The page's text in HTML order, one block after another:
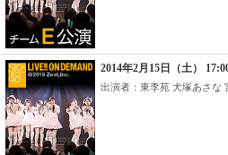
2014年2月15日（土）
出演者：東李苑 犬塚あさな